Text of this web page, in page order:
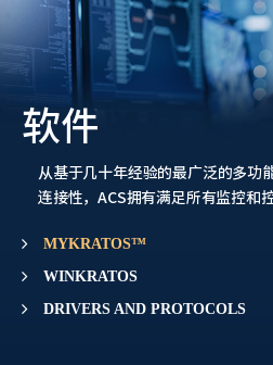
软件
从基于几十年经验的最广泛的多功
连接性，ACS拥有满足所有监控和
MYKRATOS™
WINKRATOS
DRIVERS AND PROTOCOLS